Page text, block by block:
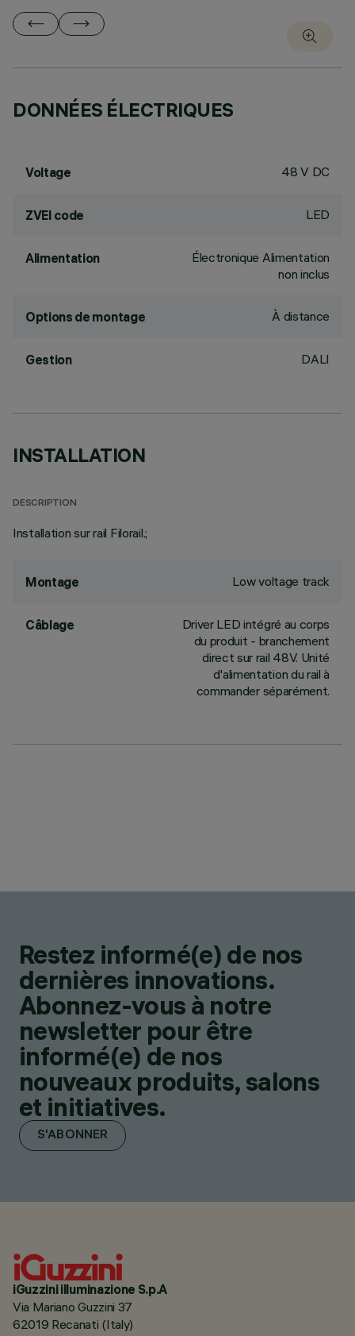
DONNÉES ÉLECTRIQUES
Voltage 48 V DC
ZVEI code LED
Alimentation
Électronique Alimentation
non inclus
Options de montage À distance
Gestion DALI
INSTALLATION
DESCRIPTION
Installation sur rail Filorail.;
Montage Low voltage track
Câblage
Driver LED intégré au corps
du produit - branchement
direct sur rail 48V. Unité
d'alimentation du rail à
commander séparément.
Restez informé(e) de nos
dernières innovations.
Abonnez-vous à notre
newsletter pour être
informé(e) de nos
nouveaux produits, salons
et initiatives.
S'ABONNER
iGuzzini illuminazione S.p.A
Via Mariano Guzzini 37
62019 Recanati (Italy)